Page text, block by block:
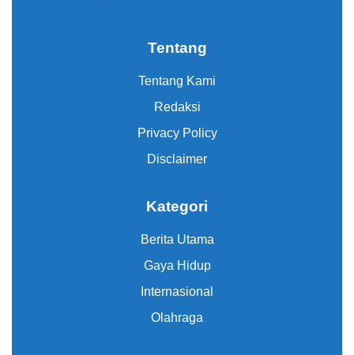
Tentang
Tentang Kami
Redaksi
Privacy Policy
Disclaimer
Kategori
Berita Utama
Gaya Hidup
Internasional
Olahraga